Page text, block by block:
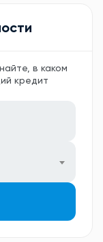
в каком
кредит